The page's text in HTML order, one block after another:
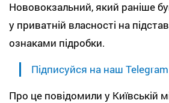
Нововокзальний, який раніше
у приватній власності на
ознаками підробки.
Підписуйся на наш
Про це повідомили у Київській